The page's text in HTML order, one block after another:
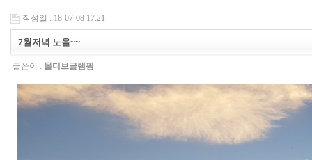
작성일 : 18-07-08 17:21
7월저녁 노을~~
글쓴이 : 몰디브글램핑